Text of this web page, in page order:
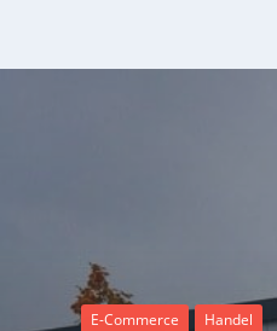
E-Commerce Handel